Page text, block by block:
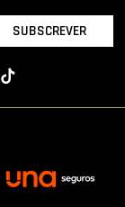
SUBSCREVER